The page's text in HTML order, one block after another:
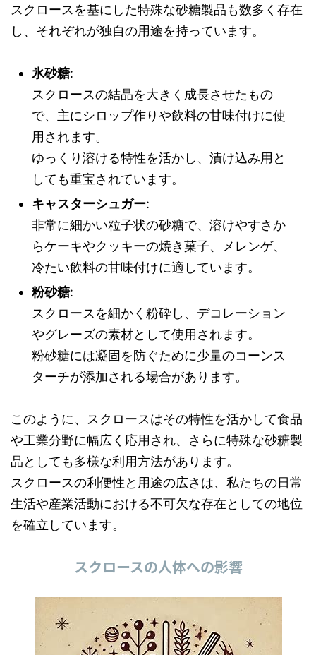
スクロースを基にした特殊な砂糖製品も数多く存在
し、それぞれが独自の用途を持っています。
氷砂糖:
スクロースの結晶を大きく成長させたもの
で、主にシロップ作りや飲料の甘味付けに使
用されます。
ゆっくり溶ける特性を活かし、漬け込み用と
しても重宝されています。
キャスターシュガー:
非常に細かい粒子状の砂糖で、溶けやすさか
らケーキやクッキーの焼き菓子、メレンゲ、
冷たい飲料の甘味付けに適しています。
粉砂糖:
スクロースを細かく粉砕し、デコレーション
やグレーズの素材として使用されます。
粉砂糖には凝固を防ぐために少量のコーンス
ターチが添加される場合があります。
このように、スクロースはその特性を活かして食品
や工業分野に幅広く応用され、さらに特殊な砂糖製
品としても多様な利用方法があります。
スクロースの利便性と用途の広さは、私たちの日常
生活や産業活動における不可欠な存在としての地位
を確立しています。
スクロースの人体への影響